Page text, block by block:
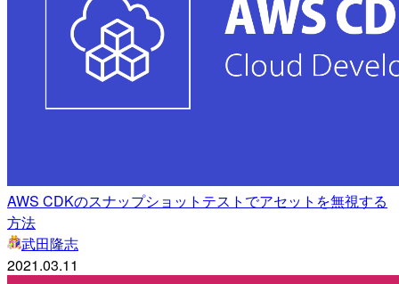
AWS CDKのスナップショットテストでアセットを無視する
方法
武田隆志
2021.03.11